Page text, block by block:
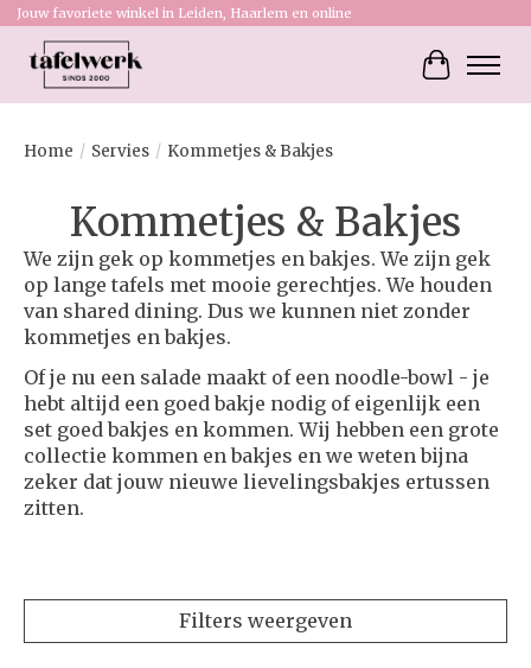
Jouw favoriete winkel in Leiden, Haarlem en online
Home / Servies / Kommetjes & Bakjes
Kommetjes & Bakjes
We zijn gek op kommetjes en bakjes. We zijn gek
op lange tafels met mooie gerechtjes. We houden
van shared dining. Dus we kunnen niet zonder
kommetjes en bakjes.
Of je nu een salade maakt of een noodle-bowl - je
hebt altijd een goed bakje nodig of eigenlijk een
set goed bakjes en kommen. Wij hebben een grote
collectie kommen en bakjes en we weten bijna
zeker dat jouw nieuwe lievelingsbakjes ertussen
zitten.
Filters weergeven